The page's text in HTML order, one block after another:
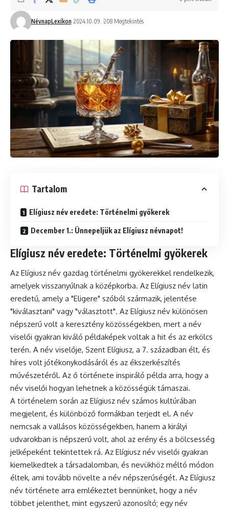
NévnapLexikon 2024.10.09. 208 Megtekintés
Tartalom
Elígiusz név eredete: Történelmi gyökerek
December 1.: Ünnepeljük az Elígiusz névnapot!
Elígiusz név eredete: Történelmi gyökerek
Az Elígiusz név gazdag történelmi gyökerekkel rendelkezik,
amelyek visszanyúlnak a középkorba. Az Elígiusz név latin
eredetű, amely a "Eligere" szóból származik, jelentése
"kiválasztani" vagy "választott". Az Elígiusz név különösen
népszerű volt a keresztény közösségekben, mert a név
viselői gyakran kiváló példaképek voltak a hit és az erkölcs
terén. A név viselője, Szent Elígiusz, a 7. században élt, és
híres volt jótékonykodásáról és az ékszerkészítés
művészetéről. Az ő története inspiráló példa arra, hogy a
név viselői hogyan lehetnek a közösségük támaszai.
A történelem során az Elígiusz név számos kultúrában
megjelent, és különböző formákban terjedt el. A név
nemcsak a vallásos közösségekben, hanem a királyi
udvarokban is népszerű volt, ahol az erény és a bölcsesség
jelképeként tekintettek rá. Az Elígiusz név viselői gyakran
kiemelkedtek a társadalomban, és nevükhöz méltó módon
éltek, ami tovább növelte a név népszerűségét. Az Elígiusz
név története arra emlékeztet bennünket, hogy a név
többet jelenthet, mint egyszerű azonosító; egy név